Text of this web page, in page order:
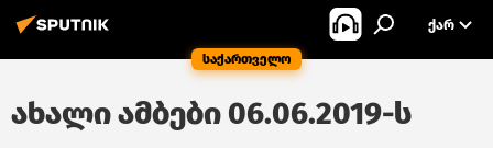
საქართველო
ᲥᲐᲠ
ახალი ამბები 06.06.2019-ს